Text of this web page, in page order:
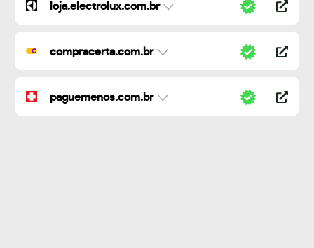
loja.electrolux.com.br
compracerta.com.br
paguemenos.com.br